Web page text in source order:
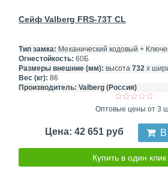
Сейф Valberg FRS-73T CL
Тип замка: Механический кодовый +
Огнестойкость: 60Б
Размеры внешние (мм): высота 732 х
Вес (кг): 86
Производитель: Valberg (Россия)
Оптовые цены от 3
Цена: 42 651 руб В
Купить в один клик